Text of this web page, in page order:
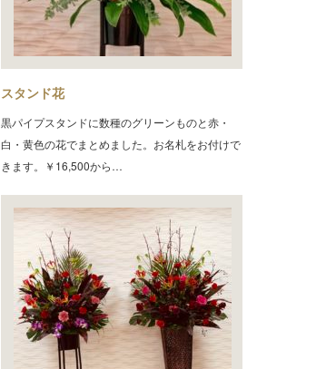
スタンド花
黒パイプスタンドに数種のグリーンものと赤・
白・黄色の花でまとめました。お名札をお付けで
きます。￥16,500から…